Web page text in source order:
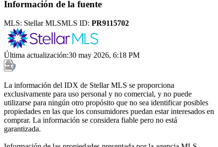
Información de la fuente
MLS: Stellar MLSMLS ID: PR9115702
Última actualización:30 may 2026, 6:18 PM
La información del IDX de Stellar MLS se proporciona
exclusivamente para uso personal y no comercial, y no puede
utilizarse para ningún otro propósito que no sea identificar posibles
propiedades en las que los consumidores puedan estar interesados en
comprar. La información se considera fiable pero no está
garantizada.